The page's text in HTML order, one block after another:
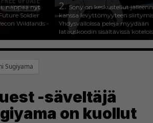
nappaa nyt
Soldier
Wildlands -
2.Sony on keskustellut
kanssa levyttömyyteen
Yhdysvalloissa pelejä myydään
latauskoodin sisältävissä
Sugiyama
-säveltäjä
on kuollut